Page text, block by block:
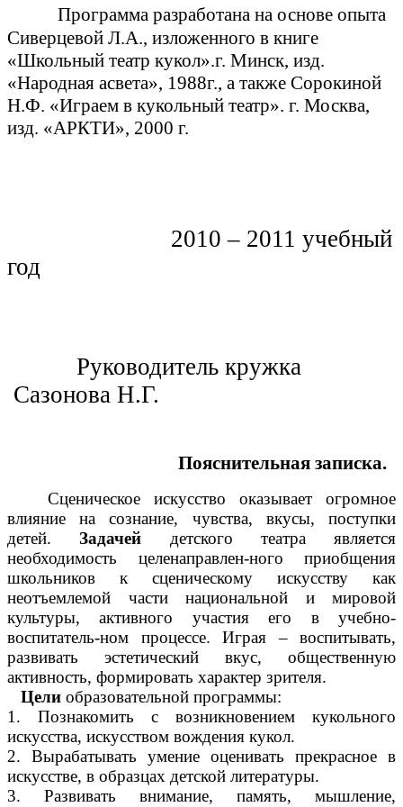
Программа разработана на основе опыта
Сиверцевой Л.А., изложенного в книге
«Школьный театр кукол».г. Минск, изд.
«Народная асвета», 1988г., а также Сорокиной
Н.Ф. «Играем в кукольный театр». г. Москва,
изд. «АРКТИ», 2000 г.
2010 – 2011 учебный
год
Руководитель кружка
Сазонова Н.Г.
Пояснительная записка.
Сценическое искусство оказывает огромное
влияние на сознание, чувства, вкусы, поступки
детей.Задачей детского театра является
необходимость целенаправлен-ного приобщения
школьников к сценическому искусству как
неотъемлемой части национальной и мировой
культуры, активного участия его в учебно-
воспитатель-ном процессе. Играя – воспитывать,
развивать эстетический вкус, общественную
активность, формировать характер зрителя.
Цели образовательной программы:
1. Познакомить с возникновением кукольного
искусства, искусством вождения кукол.
2. Вырабатывать умение оценивать прекрасное в
искусстве, в образцах детской литературы.
3. Развивать внимание, память, мышление,